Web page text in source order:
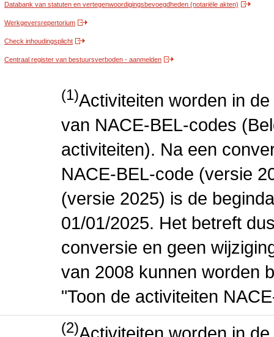
Databank van statuten en vertegenwoordigingsbevoegdheden (notariële akten)
Werkgeversrepertorium
Check inhoudingsplicht
Centraal register van bestuursverboden - aanmelden
(1)Activiteiten worden in
van NACE-BEL-codes
activiteiten). Na een
NACE-BEL-code (versie
(versie 2025) is de
01/01/2025. Het betreft
conversie en geen
van 2008 kunnen worden
"Toon de activiteiten
(2)